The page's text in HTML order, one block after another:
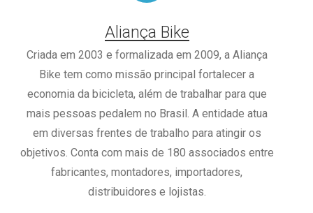
Aliança Bike
Criada em 2003 e formalizada em 2009, a Aliança
Bike tem como missão principal fortalecer a
economia da bicicleta, além de trabalhar para que
mais pessoas pedalem no Brasil. A entidade atua
em diversas frentes de trabalho para atingir os
objetivos. Conta com mais de 180 associados entre
fabricantes, montadores, importadores,
distribuidores e lojistas.